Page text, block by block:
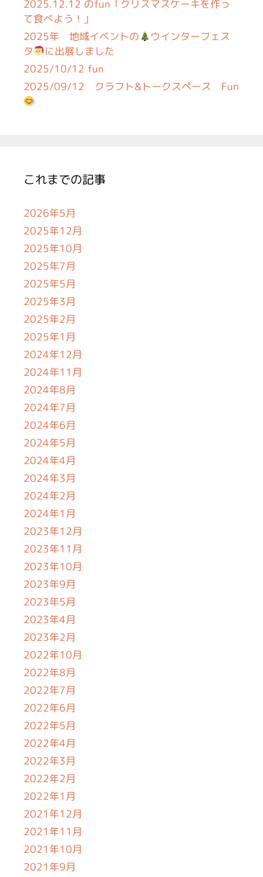
2025.12.12 のfun「クリスマスケーキを作っ
て食べよう！」
2025年 地域イベントの
ウインターフェス
タ
に出展しました
2025/10/12 fun
2025/09/12 クラフト&トークスペース Fun
これまでの記事
2026年5月
2025年12月
2025年10月
2025年7月
2025年5月
2025年3月
2025年2月
2025年1月
2024年12月
2024年11月
2024年8月
2024年7月
2024年6月
2024年5月
2024年4月
2024年3月
2024年2月
2024年1月
2023年12月
2023年11月
2023年10月
2023年9月
2023年5月
2023年4月
2023年2月
2022年10月
2022年8月
2022年7月
2022年6月
2022年5月
2022年4月
2022年3月
2022年2月
2022年1月
2021年12月
2021年11月
2021年10月
2021年9月